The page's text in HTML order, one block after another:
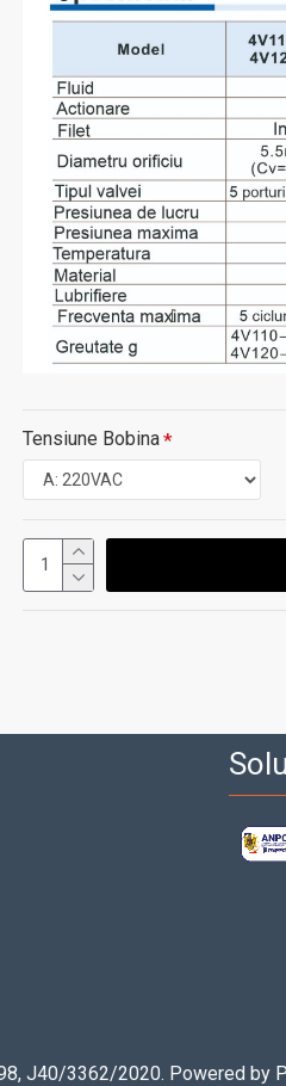
Tensiune Bobina
J40/3362/2020. Powered by